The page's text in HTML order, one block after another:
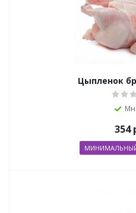
Цыпленок
354
МИНИМАЛЬНЫЙ